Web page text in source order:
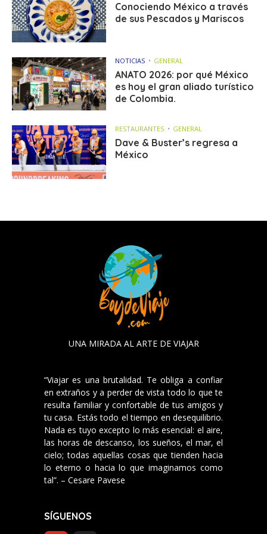
Conociendo México a través
de sus Pescados y Mariscos
NOTICIAS GENERAL
ANATO 2026: por qué México
es hoy el gran aliado turístico
de Colombia.
RESTAURANTES GENERAL
Dave & Buster’s regresa a
México
UNA MIRADA AL ARTE DE VIAJAR
“Viajar es una brutalidad. Te obliga a confiar
en extraños y a perder de vista todo lo que te
resulta familiar y confortable de tus amigos y
tu casa. Estás todo el tiempo en desequilibrio.
Nada es tuyo excepto lo más esencial: el aire,
las horas de descanso, los sueños, el mar, el
cielo; todas aquellas cosas que tienden hacia
lo eterno o hacia lo que imaginamos como
tal”. – Cesare Pavese
SÍGUENOS